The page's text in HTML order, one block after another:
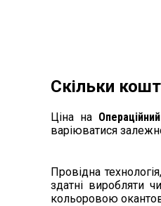
Скільки
Ціна на
варіюватися
Провідна
здатні виробляти
кольоровою